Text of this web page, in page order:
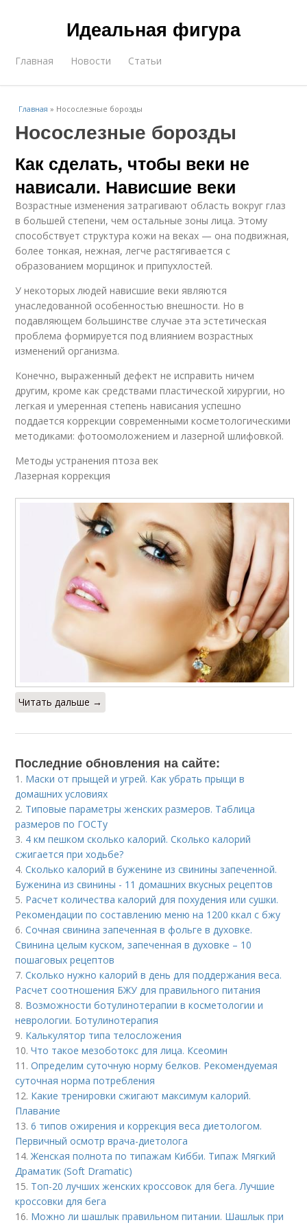
Идеальная фигура
Главная Новости Статьи
Главная » Носослезные борозды
Носослезные борозды
Как сделать, чтобы веки не
нависали. Нависшие веки
Возрастные изменения затрагивают область вокруг глаз
в большей степени, чем остальные зоны лица. Этому
способствует структура кожи на веках — она подвижная,
более тонкая, нежная, легче растягивается с
образованием морщинок и припухлостей.
У некоторых людей нависшие веки являются
унаследованной особенностью внешности. Но в
подавляющем большинстве случае эта эстетическая
проблема формируется под влиянием возрастных
изменений организма.
Конечно, выраженный дефект не исправить ничем
другим, кроме как средствами пластической хирургии, но
легкая и умеренная степень нависания успешно
поддается коррекции современными косметологическими
методиками: фотоомоложением и лазерной шлифовкой.
Методы устранения птоза век
Лазерная коррекция
Читать дальше →
Последние обновления на сайте:
1. Маски от прыщей и угрей. Как убрать прыщи в
домашних условиях
2. Типовые параметры женских размеров. Таблица
размеров по ГОСТу
3. 4 км пешком сколько калорий. Сколько калорий
сжигается при ходьбе?
4.Сколько калорий в буженине из свинины запеченной.
Буженина из свинины - 11 домашних вкусных рецептов
5. Расчет количества калорий для похудения или сушки.
Рекомендации по составлению меню на 1200 ккал с бжу
6.Сочная свинина запеченная в фольге в духовке.
Свинина целым куском, запеченная в духовке – 10
пошаговых рецептов
7.Сколько нужно калорий в день для поддержания веса.
Расчет соотношения БЖУ для правильного питания
8. Возможности ботулинотерапии в косметологии и
неврологии. Ботулинотерапия
9. Калькулятор типа телосложения
10.Что такое мезоботокс для лица. Ксеомин
11.Определим суточную норму белков. Рекомендуемая
суточная норма потребления
12. Какие тренировки сжигают максимум калорий.
Плавание
13.6 типов ожирения и коррекция веса диетологом.
Первичный осмотр врача-диетолога
14.Женская полнота по типажам Кибби. Типаж Мягкий
Драматик (Soft Dramatic)
15. Топ-20 лучших женских кроссовок для бега. Лучшие
кроссовки для бега
16. Можно ли шашлык правильном питании. Шашлык при